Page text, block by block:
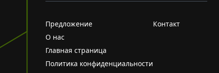
Предложение
О нас
Главная страница
Политика конфиденциальности
Контакт